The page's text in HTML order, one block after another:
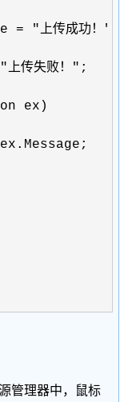
"上传成功！";
传失败！";
ex)
管理器中，鼠标